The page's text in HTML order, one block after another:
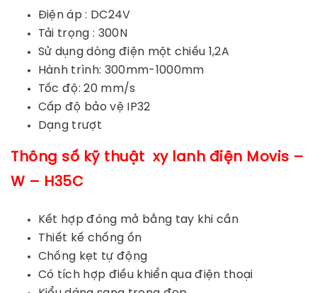
Điện áp : DC24V
Tải trọng : 300N
Sử dụng dòng điện một chiều 1,2A
Hành trình: 300mm-1000mm
Tốc độ: 20 mm/s
Cấp độ bảo vệ IP32
Dạng trượt
Thông số kỹ thuật xy lanh điện Movis –
W – H35C
Kết hợp đóng mở bằng tay khi cần
Thiết kế chống ồn
Chống kẹt tự động
Có tích hợp điều khiển qua điện thoại